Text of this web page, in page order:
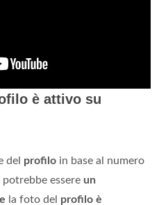
è attivo su
del profilo in base al numero
essere un
la foto del profilo è